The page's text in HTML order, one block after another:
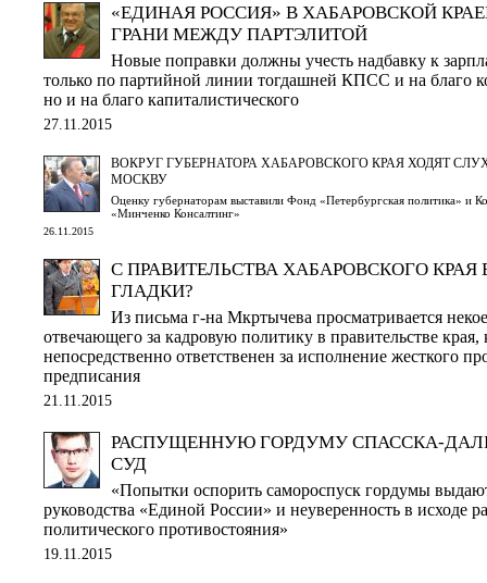
«ЕДИНАЯ РОССИЯ» В ХАБАРОВСКОЙ
ГРАНИ МЕЖДУ ПАРТЭЛИТОЙ
Новые поправки должны учесть надбавку к
только по партийной линии тогдашней КПСС и на благо
но и на благо капиталистического
27.11.2015
ВОКРУГ ГУБЕРНАТОРА ХАБАРОВСКОГО КРАЯ ХОДЯТ
МОСКВУ
Оценку губернаторам выставили Фонд «Петербургская политика» и
«Минченко Консалтинг»
26.11.2015
С ПРАВИТЕЛЬСТВА ХАБАРОВСКОГО КРАЯ
ГЛАДКИ?
Из письма г-на Мкртычева просматривается
отвечающего за кадровую политику в правительстве
непосредственно ответственен за исполнение жесткого
предписания
21.11.2015
РАСПУЩЕННУЮ ГОРДУМУ СПАССКА-
СУД
«Попытки оспорить самороспуск гордумы
руководства «Единой России» и неуверенность в исходе
политического противостояния»
19.11.2015